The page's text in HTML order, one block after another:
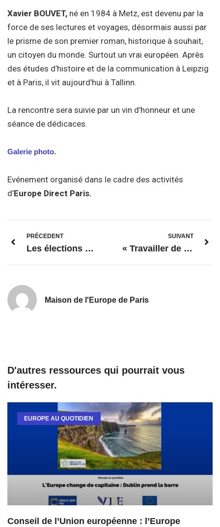
Xavier BOUVET, né en 1984 à Metz, est devenu par la
force de ses lectures et voyages, désormais aussi par
le prisme de son premier roman, historique à souhait,
un citoyen du monde. Surtout un vrai européen. Après
des études d’histoire et de la communication à Leipzig
et à Paris, il vit aujourd’hui à Tallinn.
La rencontre sera suivie par un vin d’honneur et une
séance de dédicaces.
Galerie photo.
Evénement organisé dans le cadre des activités
d’Europe Direct Paris.
PRÉCEDENT
Les élections présidentielles américaines 2024 et l’avenir des relations UE-USA
SUIVANT
« Travailler de n’importe où »
Maison de l'Europe de Paris
D'autres ressources qui pourrait vous
intéresser.
EUROPE AU QUOTIDIEN
Conseil de l’Union européenne : l’Europe